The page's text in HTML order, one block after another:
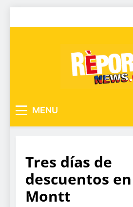
MENU
Tres días de
descuentos
Montt